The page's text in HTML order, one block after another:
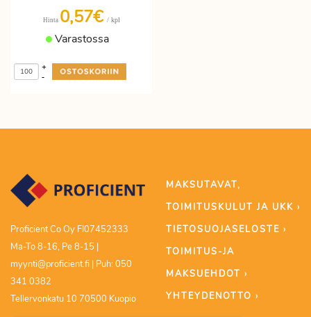
Hinta 0,57€ / kpl
Varastossa
-
+
Proficient Co Oy FI07452333
Ma-To 8-16, Pe 8-15 |
myynti@proficient.fi | Puh: 050
341 0382
Tellervonkatu 10 70500 Kuopio
MAKSUTAVAT,
TOIMITUSKULUT JA UKK ›
TIETOSUOJASELOSTE ›
TOIMITUS-JA
MAKSUEHDOT ›
YHTEYDENOTTO ›